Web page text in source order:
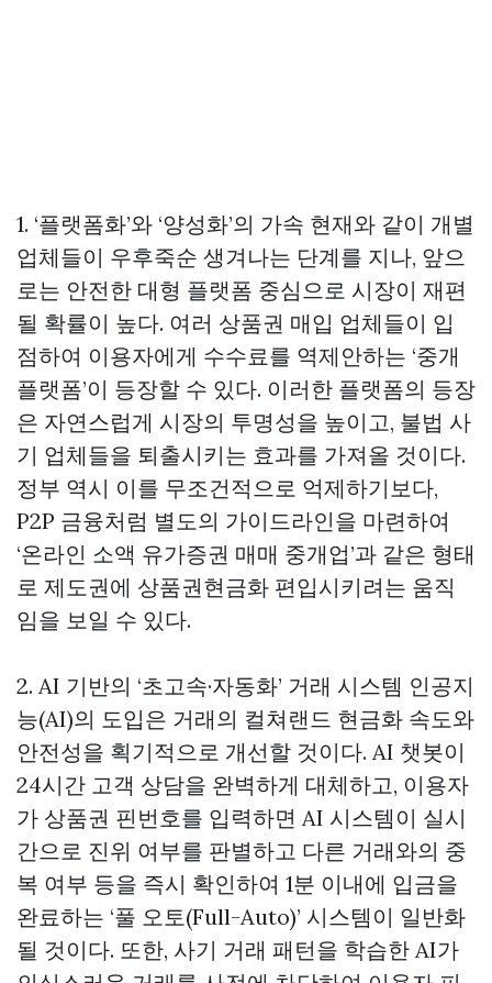
1. ‘플랫폼화’와 ‘양성화’의 가속 현재와 같이 개별
업체들이 우후죽순 생겨나는 단계를 지나, 앞으
로는 안전한 대형 플랫폼 중심으로 시장이 재편
될 확률이 높다. 여러 상품권 매입 업체들이 입
점하여 이용자에게 수수료를 역제안하는 ‘중개
플랫폼’이 등장할 수 있다. 이러한 플랫폼의 등장
은 자연스럽게 시장의 투명성을 높이고, 불법 사
기 업체들을 퇴출시키는 효과를 가져올 것이다.
정부 역시 이를 무조건적으로 억제하기보다,
P2P 금융처럼 별도의 가이드라인을 마련하여
‘온라인 소액 유가증권 매매 중개업’과 같은 형태
로 제도권에 상품권현금화 편입시키려는 움직
임을 보일 수 있다.
2. AI 기반의 ‘초고속·자동화’ 거래 시스템 인공지
능(AI)의 도입은 거래의 컬쳐랜드 현금화 속도와
안전성을 획기적으로 개선할 것이다. AI 챗봇이
24시간 고객 상담을 완벽하게 대체하고, 이용자
가 상품권 핀번호를 입력하면 AI 시스템이 실시
간으로 진위 여부를 판별하고 다른 거래와의 중
복 여부 등을 즉시 확인하여 1분 이내에 입금을
완료하는 ‘풀 오토(Full-Auto)’ 시스템이 일반화
될 것이다. 또한, 사기 거래 패턴을 학습한 AI가